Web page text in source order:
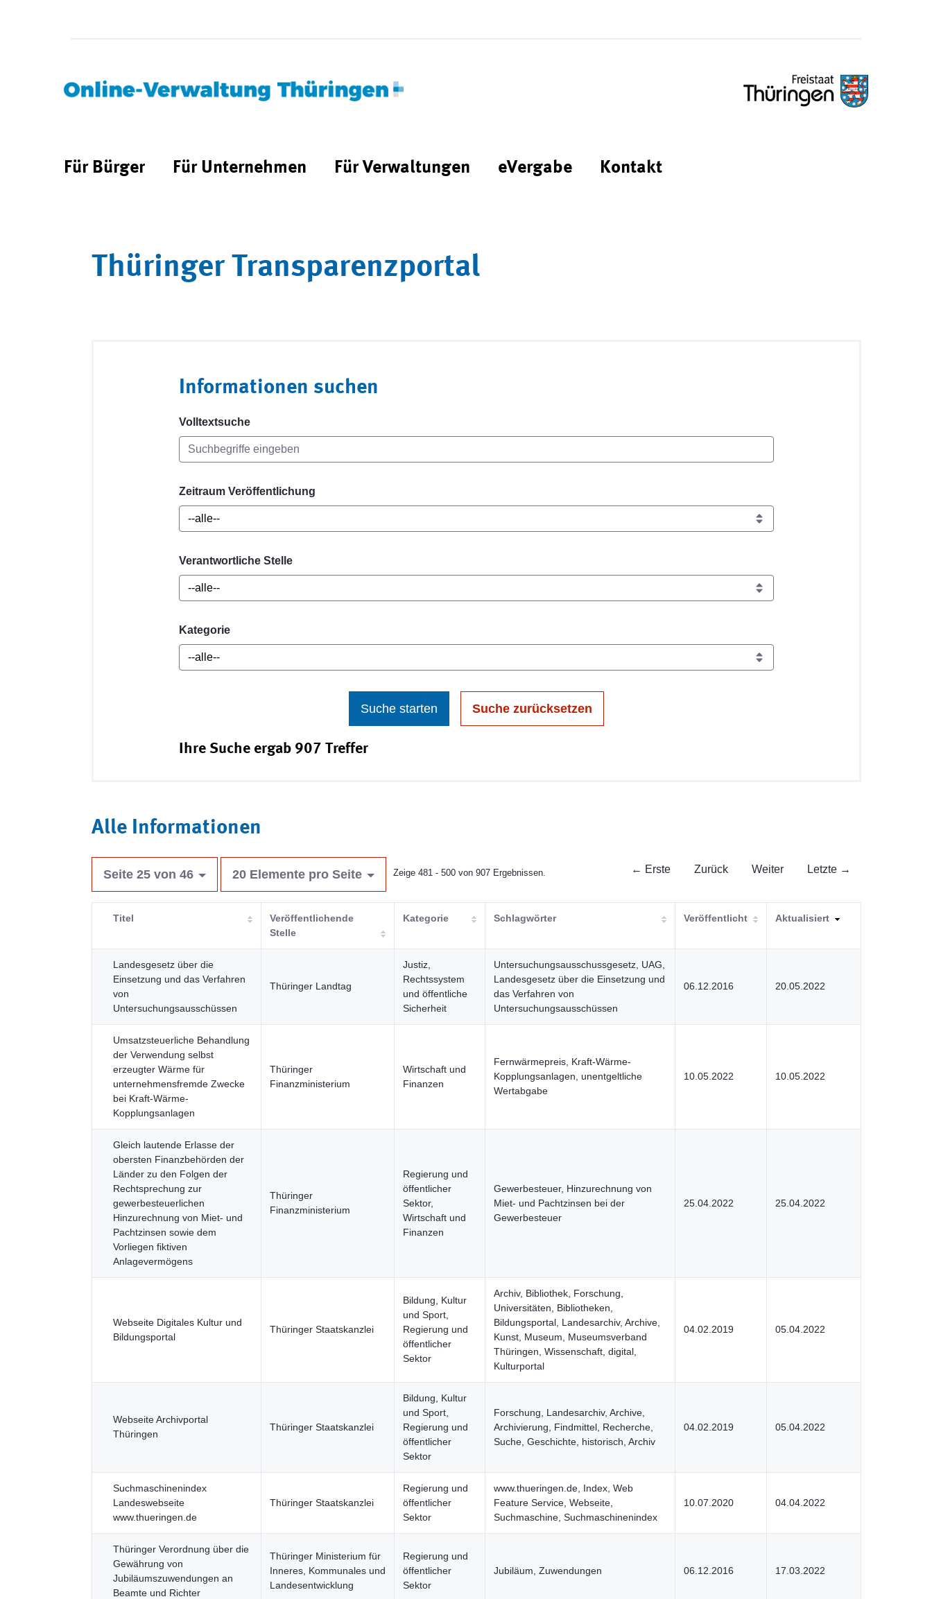
Für Bürger Für Unternehmen Für Verwaltungen eVergabe Kontakt
Thüringer Transparenzportal
Informationen suchen
Volltextsuche
Zeitraum Veröffentlichung
Verantwortliche Stelle
Kategorie
Suche starten Suche zurücksetzen
Ihre Suche ergab 907 Treffer
Alle Informationen
Seite 25 von 46 20 Elemente pro Seite Zeige 481 - 500 von 907 Ergebnissen. ← Erste Zurück Weiter Letzte →
Titel
Veröffentlichende
Stelle
Kategorie Schlagwörter Veröffentlicht Aktualisiert
Landesgesetz über die
Einsetzung und das Verfahren
von
Untersuchungsausschüssen
Thüringer Landtag
Justiz,
Rechtssystem
und öffentliche
Sicherheit
Untersuchungsausschussgesetz, UAG,
Landesgesetz über die Einsetzung und
das Verfahren von
Untersuchungsausschüssen
06.12.2016 20.05.2022
Umsatzsteuerliche Behandlung
der Verwendung selbst
erzeugter Wärme für
unternehmensfremde Zwecke
bei Kraft-Wärme-
Kopplungsanlagen
Thüringer
Finanzministerium
Wirtschaft und
Finanzen
Fernwärmepreis, Kraft-Wärme-
Kopplungsanlagen, unentgeltliche
Wertabgabe
10.05.2022 10.05.2022
Gleich lautende Erlasse der
obersten Finanzbehörden der
Länder zu den Folgen der
Rechtsprechung zur
gewerbesteuerlichen
Hinzurechnung von Miet- und
Pachtzinsen sowie dem
Vorliegen fiktiven
Anlagevermögens
Thüringer
Finanzministerium
Regierung und
öffentlicher
Sektor,
Wirtschaft und
Finanzen
Gewerbesteuer, Hinzurechnung von
Miet- und Pachtzinsen bei der
Gewerbesteuer
25.04.2022 25.04.2022
Webseite Digitales Kultur und
Bildungsportal
Thüringer Staatskanzlei
Bildung, Kultur
und Sport,
Regierung und
öffentlicher
Sektor
Archiv, Bibliothek, Forschung,
Universitäten, Bibliotheken,
Bildungsportal, Landesarchiv, Archive,
Kunst, Museum, Museumsverband
Thüringen, Wissenschaft, digital,
Kulturportal
04.02.2019 05.04.2022
Webseite Archivportal
Thüringen
Thüringer Staatskanzlei
Bildung, Kultur
und Sport,
Regierung und
öffentlicher
Sektor
Forschung, Landesarchiv, Archive,
Archivierung, Findmittel, Recherche,
Suche, Geschichte, historisch, Archiv
04.02.2019 05.04.2022
Suchmaschinenindex
Landeswebseite
www.thueringen.de
Thüringer Staatskanzlei
Regierung und
öffentlicher
Sektor
www.thueringen.de, Index, Web
Feature Service, Webseite,
Suchmaschine, Suchmaschinenindex
10.07.2020 04.04.2022
Thüringer Verordnung über die
Gewährung von
Jubiläumszuwendungen an
Beamte und Richter
Thüringer Ministerium für
Inneres, Kommunales und
Landesentwicklung
Regierung und
öffentlicher
Sektor
Jubiläum, Zuwendungen 06.12.2016 17.03.2022